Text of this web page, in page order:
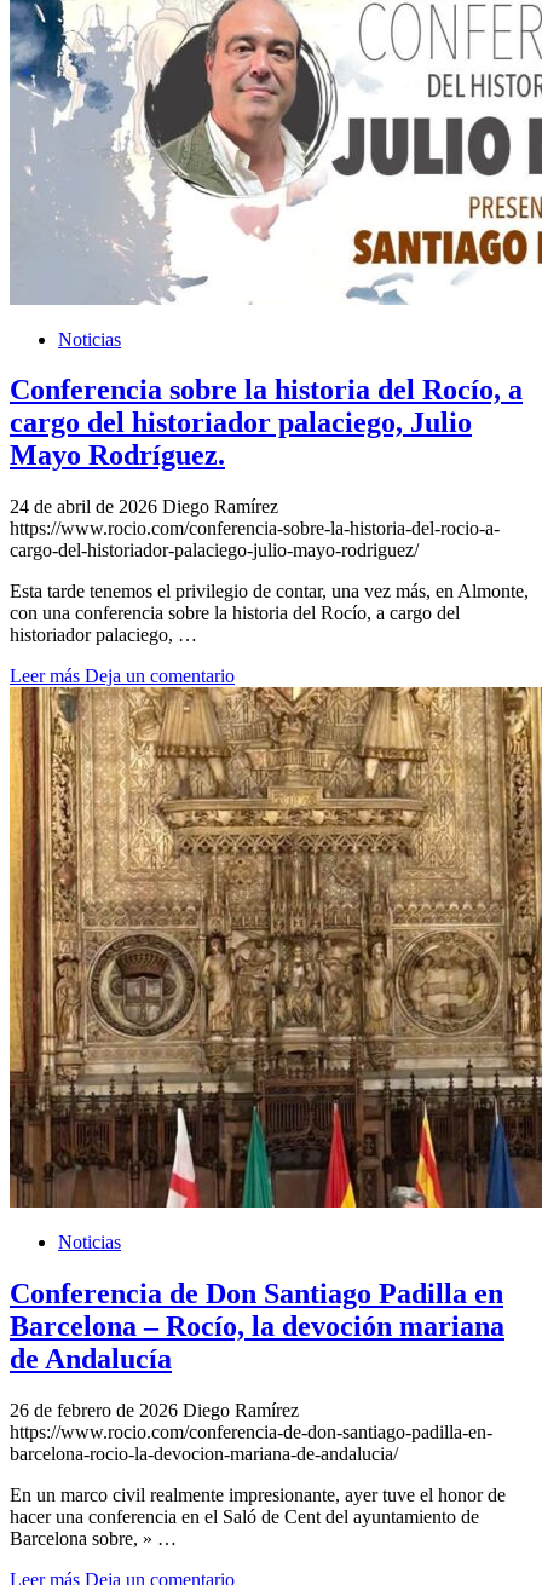
Noticias
Conferencia sobre la historia del Rocío, a
cargo del historiador palaciego, Julio
Mayo Rodríguez.
24 de abril de 2026 Diego Ramírez
https://www.rocio.com/conferencia-sobre-la-historia-del-rocio-a-
cargo-del-historiador-palaciego-julio-mayo-rodriguez/
Esta tarde tenemos el privilegio de contar, una vez más, en Almonte,
con una conferencia sobre la historia del Rocío, a cargo del
historiador palaciego, …
Leer más Deja un comentario
Noticias
Conferencia de Don Santiago Padilla en
Barcelona – Rocío, la devoción mariana
de Andalucía
26 de febrero de 2026 Diego Ramírez
https://www.rocio.com/conferencia-de-don-santiago-padilla-en-
barcelona-rocio-la-devocion-mariana-de-andalucia/
En un marco civil realmente impresionante, ayer tuve el honor de
hacer una conferencia en el Saló de Cent del ayuntamiento de
Barcelona sobre, » …
Leer más Deja un comentario